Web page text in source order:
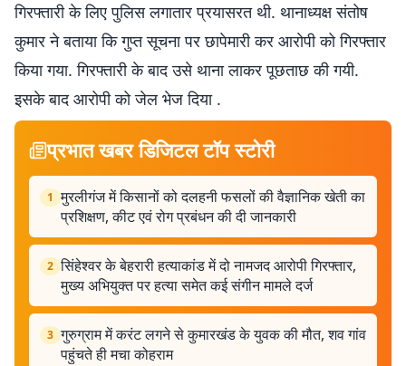
गिरफ्तारी के लिए पुलिस लगातार प्रयासरत थी. थानाध्यक्ष संतोष
कुमार ने बताया कि गुप्त सूचना पर छापेमारी कर आरोपी को गिरफ्तार
किया गया. गिरफ्तारी के बाद उसे थाना लाकर पूछताछ की गयी.
इसके बाद आरोपी को जेल भेज दिया .
प्रभात खबर डिजिटल टॉप स्टोरी
1 मुरलीगंज में किसानों को दलहनी फसलों की वैज्ञानिक खेती का
प्रशिक्षण, कीट एवं रोग प्रबंधन की दी जानकारी
2 सिंहेश्वर के बेहरारी हत्याकांड में दो नामजद आरोपी गिरफ्तार,
मुख्य अभियुक्त पर हत्या समेत कई संगीन मामले दर्ज
3 गुरुग्राम में करंट लगने से कुमारखंड के युवक की मौत, शव गांव
पहुंचते ही मचा कोहराम